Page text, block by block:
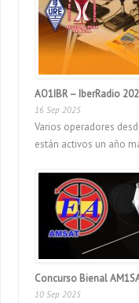
AO1IBR – IberRadio
16 Sep 2025
Varios operadores
están activos un año
Concurso Bienal
10 Sep 2025